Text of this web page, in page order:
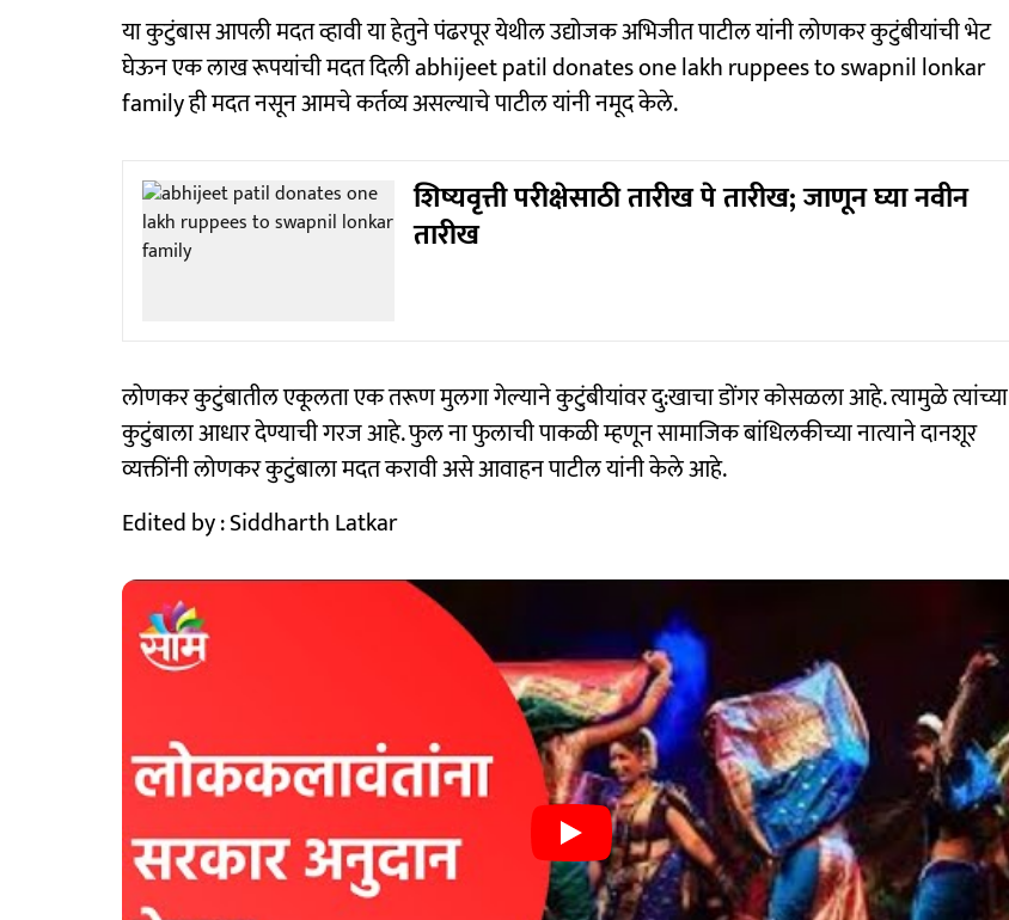
या कुटुंबास आपली मदत व्हावी या हेतुने पंढरपूर येथील उद्योजक अभिजीत पाटील यांनी लोणकर कुटुंबीयांची भेट
घेऊन एक लाख रूपयांची मदत दिली‌ abhijeet patil donates one lakh ruppees to swapnil lonkar
family ही मदत नसून आमचे कर्तव्य असल्याचे पाटील यांनी नमूद केले.
शिष्यवृत्ती परीक्षेसाठी तारीख पे तारीख; जाणून घ्या नवीन
तारीख
लोणकर‌ कुटुंबातील एकूलता एक तरूण मुलगा गेल्याने कुटुंबीयांवर दु:खाचा डोंगर कोसळला आहे. त्यामुळे त्यांच्या
कुटुंबाला आधार देण्याची गरज आहे. फुल ना फुलाची पाकळी म्हणून सामाजिक बांधिलकीच्या नात्याने दानशूर
व्यक्तींनी लोणकर कुटुंबाला मदत करावी असे आवाहन पाटील यांनी केले आहे.
Edited by : Siddharth Latkar